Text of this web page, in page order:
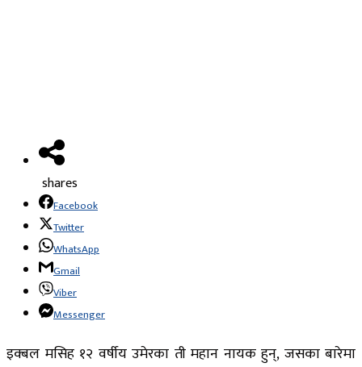
shares
Facebook
Twitter
WhatsApp
Gmail
Viber
Messenger
इक्बल मसिह १२ वर्षीय उमेरका ती महान नायक हुन्, जसका बारेमा